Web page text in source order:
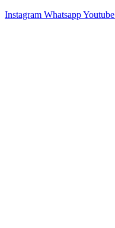
Instagram WhatsappYoutube